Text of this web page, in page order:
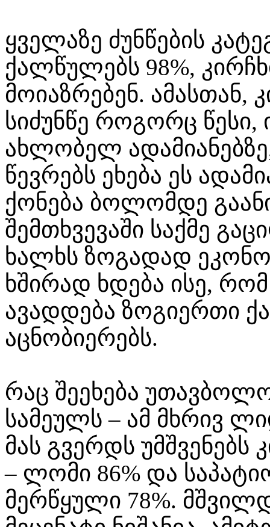
ყველაზე ძუნწების
ქალწულებს 98%,
მოიაზრებენ. ამასთან,
სიძუნწე როგორც
ახლობელ
წევრებს ეხება ეს
ქონება ბოლომდე
შემთხვევაში საქმე
ხალხს ზოგადად
ხშირად ხდება ისე, რომ
ავადდება ზოგიერთი
აცნობიერებს.
რაც შეეხება
სამეულს – ამ მხრივ
მას გვერდს უმშვენებს
– ლომი 86% და
მერწყული 78%.